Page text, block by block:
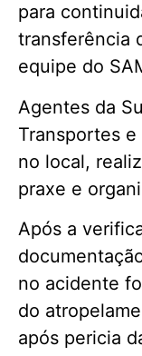
para
transferência
equipe do
Agentes da
Transportes
no local,
praxe e
Após a
no acidente
do
após pericia